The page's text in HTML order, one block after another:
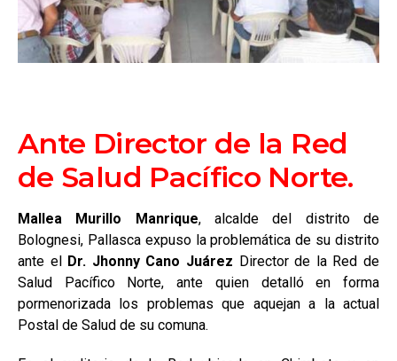
Ante Director de la Red
de Salud Pacífico Norte.
Mallea Murillo Manrique, alcalde del distrito de
Bolognesi, Pallasca expuso la problemática de su distrito
ante el Dr. Jhonny Cano Juárez Director de la Red de
Salud Pacífico Norte, ante quien detalló en forma
pormenorizada los problemas que aquejan a la actual
Postal de Salud de su comuna.